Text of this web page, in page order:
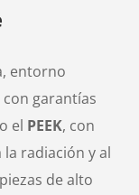
entorno
garantías
el PEEK, con
radiación y al
de alto